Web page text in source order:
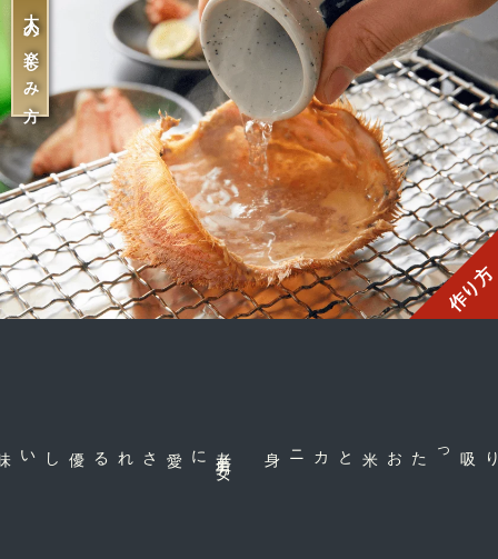
大人の楽しみ方
作り方
をたっぷり吸った
老
若
男
女
に愛される